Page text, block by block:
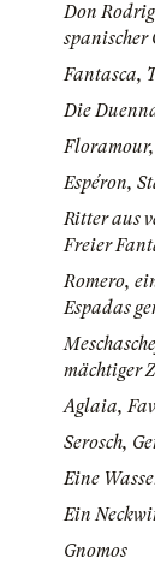
Don
spanischer
Fantasca,
Die
Espéron,
Ritter aus
Freier
Romero,
Espadas
mächtiger
Aglaia,
Serosch,
Eine
Ein
Gnomos